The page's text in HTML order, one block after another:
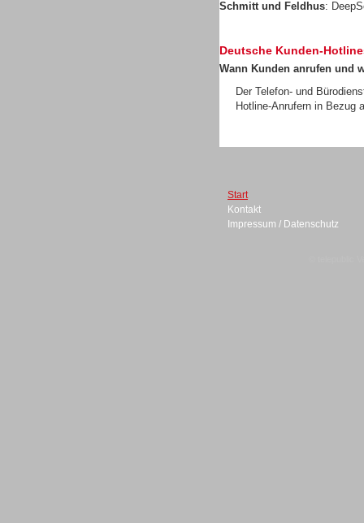
Schmitt und Feldhus:
Deutsche Kunden-
Wann Kunden anrufen und
Der Telefon- und
Hotline-Anrufern in Bezug
Start
Kontakt
Impressum / Datenschutz